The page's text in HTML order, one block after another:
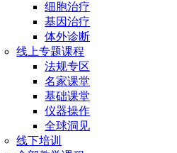
细胞治疗
基因治疗
体外诊断
线上专题课程
法规专区
名家课堂
基础课堂
仪器操作
全球洞见
线下培训